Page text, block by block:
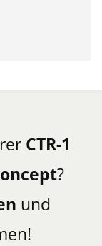
CTR-1
?
und